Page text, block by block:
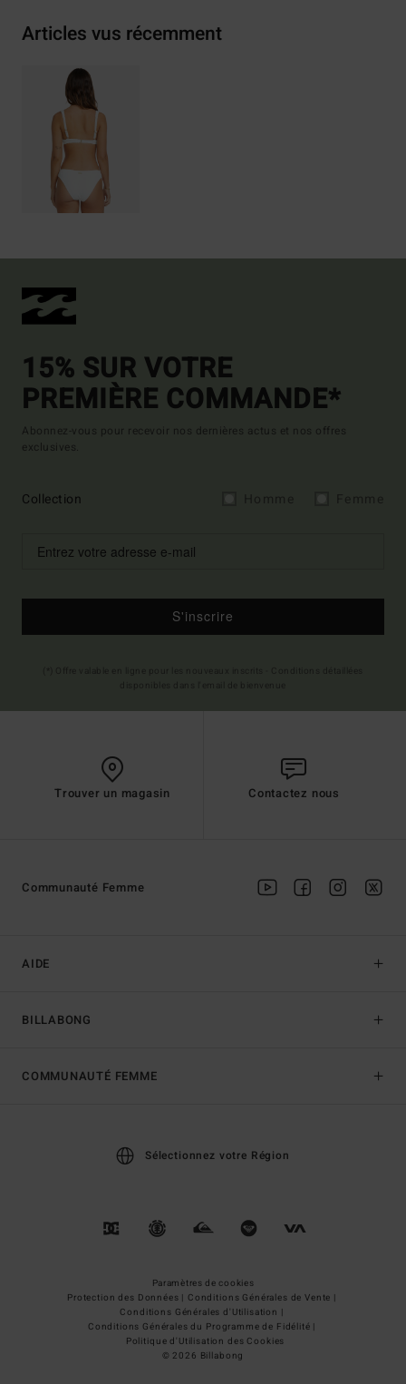
Articles vus récemment
15% SUR VOTRE
PREMIÈRE COMMANDE*
Abonnez-vous pour recevoir nos dernières actus et nos offres
exclusives.
Collection
S'inscrire
Trouver un magasin Contactez nous
AIDE
BILLABONG
Communauté Femme
COMMUNAUTÉ FEMME
Sélectionnez votre Région
Paramètres de cookies
Protection des Données | Conditions Générales de Vente |
Conditions Générales d'Utilisation |
Conditions Générales du Programme de Fidélité |
Politique d'Utilisation des Cookies
© 2026 Billabong